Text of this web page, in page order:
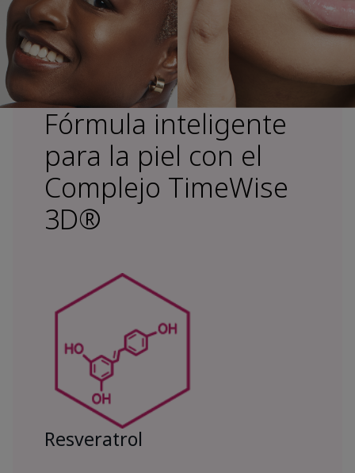
Fórmula inteligente
para la piel con el
Complejo TimeWise
3D®
Resveratrol